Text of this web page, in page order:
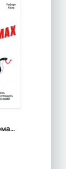
Змеи в костюмах. Как вовремя распознать токсичных коллег и не пострадать от их деструктивных действий - Павел Бабяк, Роберт Хаэр